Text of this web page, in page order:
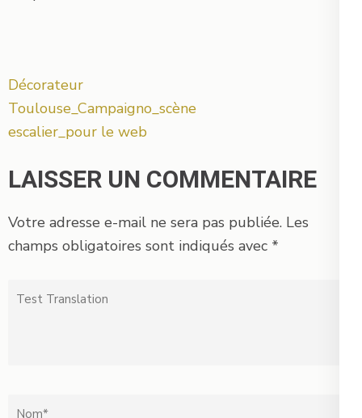
Navigation
de
l’article
Décorateur
Toulouse_Campaigno_scène
escalier_pour le web
LAISSER UN COMMENTAIRE
Votre adresse e-mail ne sera pas publiée. Les
champs obligatoires sont indiqués avec *
Test
Nom *